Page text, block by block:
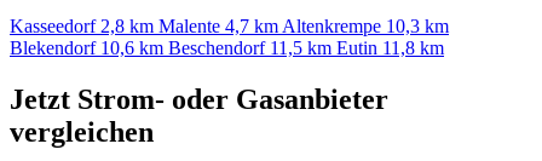
Kasseedorf 2,8 km Malente 4,7 km Altenkrempe 10,3 km
Blekendorf 10,6 km Beschendorf 11,5 km Eutin 11,8 km
Jetzt Strom- oder Gasanbieter
vergleichen